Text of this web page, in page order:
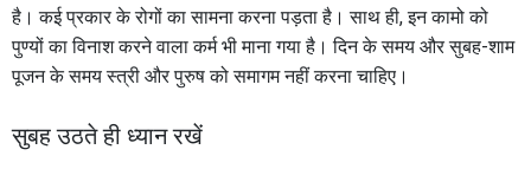
है। कई प्रकार के रोगों का सामना करना पड़ता है। साथ ही, इन कामो को
पुण्यों का विनाश करने वाला कर्म भी माना गया है। दिन के समय और सुबह-शाम
पूजन के समय स्त्री और पुरुष को समागम नहीं करना चाहिए।
सुबह उठते ही ध्यान रखें